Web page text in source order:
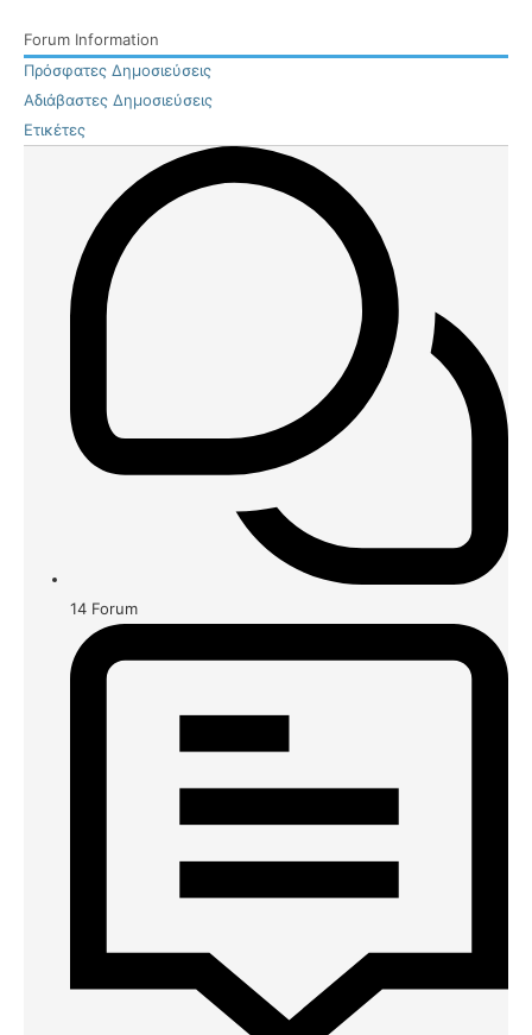
Forum Information
Πρόσφατες Δημοσιεύσεις
Αδιάβαστες Δημοσιεύσεις
Ετικέτες
14 Forum